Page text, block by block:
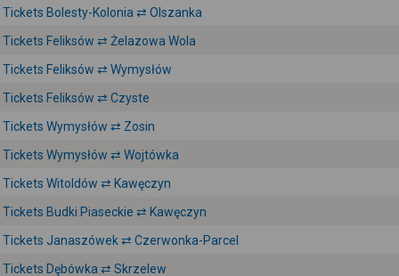
Tickets Bolesty-Kolonia ⇄ Olszanka
Tickets Feliksów ⇄ Żelazowa Wola
Tickets Feliksów ⇄ Wymysłów
Tickets Feliksów ⇄ Czyste
Tickets Wymysłów ⇄ Zosin
Tickets Wymysłów ⇄ Wojtówka
Tickets Witoldów ⇄ Kawęczyn
Tickets Budki Piaseckie ⇄ Kawęczyn
Tickets Janaszówek ⇄ Czerwonka-Parcel
Tickets Dębówka ⇄ Skrzelew